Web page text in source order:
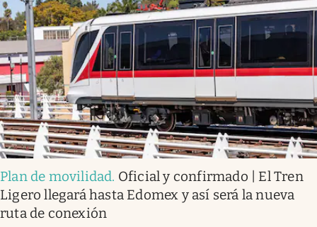
Plan de movilidad. Oficial y confirmado | El Tren
Ligero llegará hasta Edomex y así será la nueva
ruta de conexión